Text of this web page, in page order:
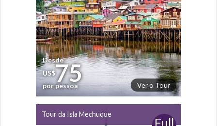
Ver o Tour
Desde
US$75
por pessoa
Tour da Isla Mechuque
Full